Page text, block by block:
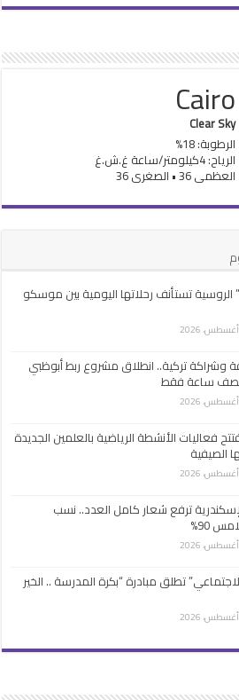
Cairo
Clear Sky
الرطوبة: 18%
الرياح: 4كيلومتر/ساعة غ.ش.غ
العظمى 36 • الصغرى 36
الروسية تستأنف رحلاتها اليومية بين موسكو
وشراكة تركية.. انطلاق مشروع ربط أبوظبي
ساعة فقط
فعاليات الأنشطة الرياضية بالعلمين الجديدة
الصيفية
ترفع شعار كامل العدد.. نسب
90%
تطلق مبادرة “بكرة المدرسة .. الخير